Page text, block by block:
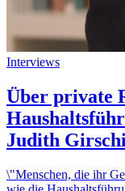
Interviews
Über private
Judith
\"Menschen, die ihr